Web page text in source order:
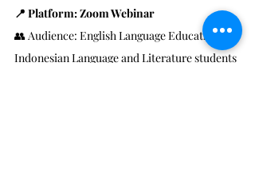
📍 Platform: Zoom Webinar
👥 Audience: English Language Education &
Indonesian Language and Literature students